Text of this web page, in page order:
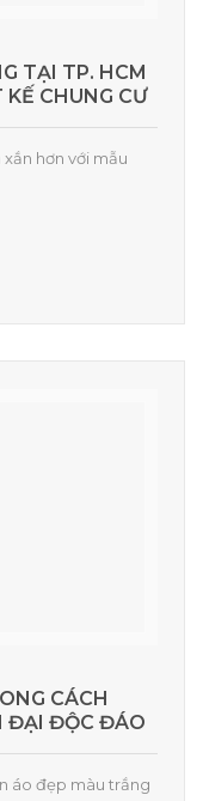
TẠI TP. HCM
CHUNG CƯ
hơn với mẫu
CÁCH
ĐẠI ĐỘC ĐÁO
áo đẹp màu trắng